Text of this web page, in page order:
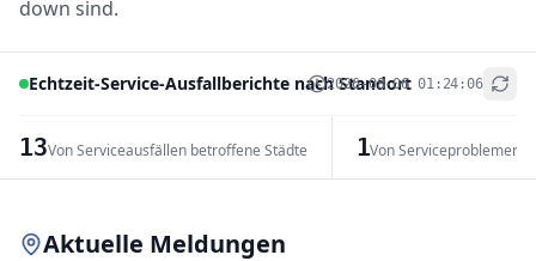
down sind.
Echtzeit-Service-Ausfallberichte nach Standort
2026-08-06 01:24:06
13Von Serviceausfällen betroffene Städte 1Von Serviceproblemen
+
Aktuelle Meldungen